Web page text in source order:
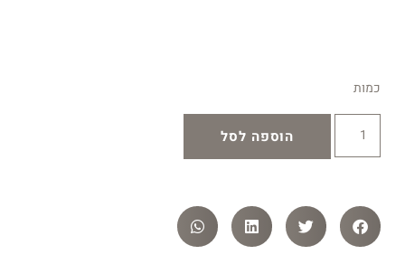
כמות
הוספה לסל